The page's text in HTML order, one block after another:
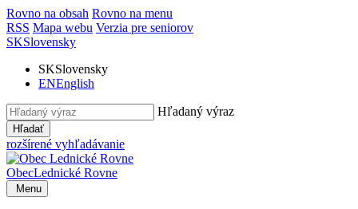
Rovno na obsah Rovno na menu
RSS Mapa webu Verzia pre seniorov
SKSlovensky
SKSlovensky
ENEnglish
Hľadaný výraz
Hľadať
rozšírené vyhľadávanie
ObecLednické Rovne
Menu